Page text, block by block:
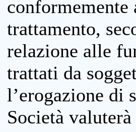
trattamento,
relazione alle
trattati da
l’erogazione di
Società